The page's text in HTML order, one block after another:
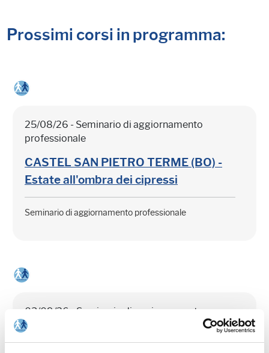
Prossimi corsi in programma:
25/08/26 - Seminario di aggiornamento
professionale
CASTEL SAN PIETRO TERME (BO) -
Estate all'ombra dei cipressi
Seminario di aggiornamento professionale
03/09/26 - Seminario di aggiornamento
professionale